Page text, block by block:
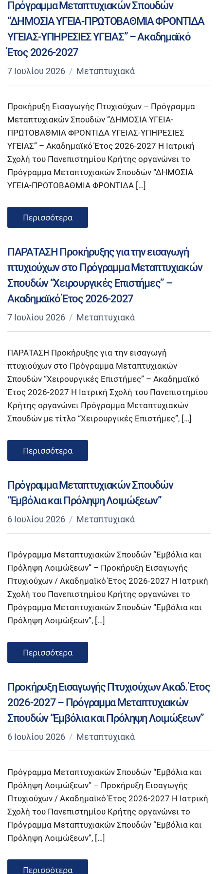
Πρόγραμμα Μεταπτυχιακών Σπουδών
“ΔΗΜΟΣΙΑ ΥΓΕΙΑ-ΠΡΩΤΟΒΑΘΜΙΑ ΦΡΟΝΤΙΔΑ
ΥΓΕΙΑΣ-ΥΠΗΡΕΣΙΕΣ ΥΓΕΙΑΣ” – Ακαδημαϊκό
Έτος 2026-2027
7 Ιουλίου 2026 Μεταπτυχιακά
Προκήρυξη Εισαγωγής Πτυχιούχων – Πρόγραμμα
Μεταπτυχιακών Σπουδών “ΔΗΜΟΣΙΑ ΥΓΕΙΑ-
ΠΡΩΤΟΒΑΘΜΙΑ ΦΡΟΝΤΙΔΑ ΥΓΕΙΑΣ-ΥΠΗΡΕΣΙΕΣ
ΥΓΕΙΑΣ” – Ακαδημαϊκό Έτος 2026-2027 Η Ιατρική
Σχολή του Πανεπιστημίου Κρήτης οργανώνει το
Πρόγραμμα Μεταπτυχιακών Σπουδών “ΔΗΜΟΣΙΑ
ΥΓΕΙΑ-ΠΡΩΤΟΒΑΘΜΙΑ ΦΡΟΝΤΙΔΑ […]
Περισσότερα
ΠΑΡΑΤΑΣΗ Προκήρυξης για την εισαγωγή
πτυχιούχων στο Πρόγραμμα Μεταπτυχιακών
Σπουδών “Χειρουργικές Επιστήμες” –
Ακαδημαϊκό Έτος 2026-2027
7 Ιουλίου 2026 Μεταπτυχιακά
ΠΑΡΑΤΑΣΗ Προκήρυξης για την εισαγωγή
πτυχιούχων στο Πρόγραμμα Μεταπτυχιακών
Σπουδών “Χειρουργικές Επιστήμες” – Ακαδημαϊκό
Έτος 2026-2027 Η Ιατρική Σχολή του Πανεπιστημίου
Κρήτης οργανώνει Πρόγραμμα Μεταπτυχιακών
Σπουδών με τίτλο “Χειρουργικές Επιστήμες”, […]
Περισσότερα
Πρόγραμμα Μεταπτυχιακών Σπουδών
“Εμβόλια και Πρόληψη Λοιμώξεων”
6 Ιουλίου 2026 Μεταπτυχιακά
Πρόγραμμα Μεταπτυχιακών Σπουδών “Εμβόλια και
Πρόληψη Λοιμώξεων” – Προκήρυξη Εισαγωγής
Πτυχιούχων / Ακαδημαϊκό Έτος 2026-2027 Η Ιατρική
Σχολή του Πανεπιστημίου Κρήτης οργανώνει το
Πρόγραμμα Μεταπτυχιακών Σπουδών “Εμβόλια και
Πρόληψη Λοιμώξεων”, […]
Περισσότερα
Προκήρυξη Εισαγωγής Πτυχιούχων Ακαδ. Έτος
2026-2027 – Πρόγραμμα Μεταπτυχιακών
Σπουδών “Εμβόλια και Πρόληψη Λοιμώξεων”
6 Ιουλίου 2026 Μεταπτυχιακά
Πρόγραμμα Μεταπτυχιακών Σπουδών “Εμβόλια και
Πρόληψη Λοιμώξεων” – Προκήρυξη Εισαγωγής
Πτυχιούχων / Ακαδημαϊκό Έτος 2026-2027 Η Ιατρική
Σχολή του Πανεπιστημίου Κρήτης οργανώνει το
Πρόγραμμα Μεταπτυχιακών Σπουδών “Εμβόλια και
Πρόληψη Λοιμώξεων”, […]
Περισσότερα